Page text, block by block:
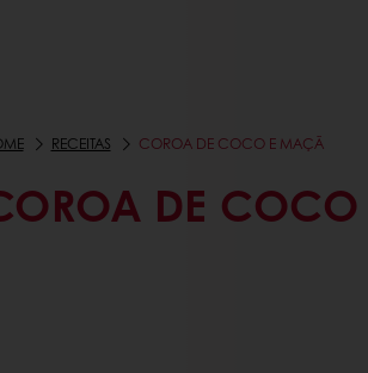
RECEITAS COROA DE COCO E MAÇÃ
DE